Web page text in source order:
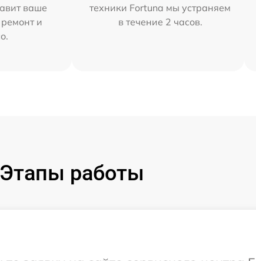
ваше
и
техники Fortuna мы устраняем
в течение 2 часов.
Этапы работы